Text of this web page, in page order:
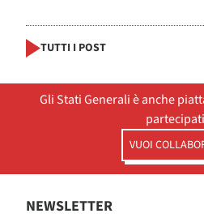
TUTTI I POST
Gli Stati Generali è anche
VUOI
NEWSLETTER